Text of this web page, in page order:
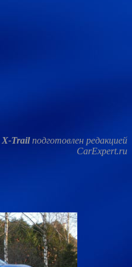
X-Trailподготовлен редакцией
CarExpert.ru